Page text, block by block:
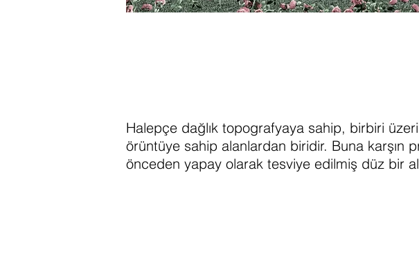
Halepçe dağlık topografyaya sahip, birbiri
örüntüye sahip alanlardan biridir. Buna karşın
önceden yapay olarak tesviye edilmiş düz bir